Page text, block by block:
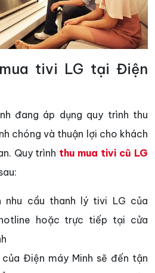
tivi LG tại Điện
đang áp dụng quy trình thu
chóng và thuận lợi cho khách
Quy trình thu mua tivi cũ LG
nhu cầu thanh lý tivi LG của
hoặc trực tiếp tại cửa
của Điện máy Minh sẽ đến tận